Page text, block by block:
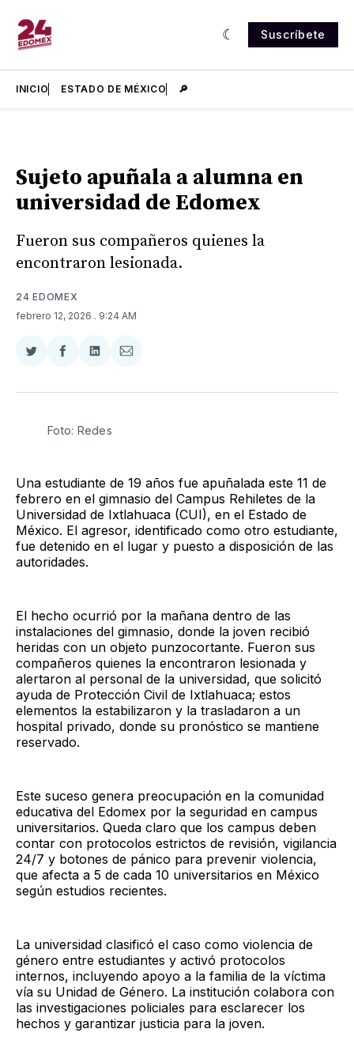
Suscríbete
INICIO ESTADO DE MÉXICO 🔎
Sujeto apuñala a alumna en
universidad de Edomex
Fueron sus compañeros quienes la
encontraron lesionada.
24 EDOMEX
febrero 12, 2026 . 9:24 AM
Compartir
Twitter
Compartir
Facebook
Compartir
LinkedIn
Compartir
Email
Foto: Redes
Una estudiante de 19 años fue apuñalada este 11 de
febrero en el gimnasio del Campus Rehiletes de la
Universidad de Ixtlahuaca (CUI), en el Estado de
México. El agresor, identificado como otro estudiante,
fue detenido en el lugar y puesto a disposición de las
autoridades.
El hecho ocurrió por la mañana dentro de las
instalaciones del gimnasio, donde la joven recibió
heridas con un objeto punzocortante. Fueron sus
compañeros quienes la encontraron lesionada y
alertaron al personal de la universidad, que solicitó
ayuda de Protección Civil de Ixtlahuaca; estos
elementos la estabilizaron y la trasladaron a un
hospital privado, donde su pronóstico se mantiene
reservado.
Este suceso genera preocupación en la comunidad
educativa del Edomex por la seguridad en campus
universitarios. Queda claro que los campus deben
contar con protocolos estrictos de revisión, vigilancia
24/7 y botones de pánico para prevenir violencia,
que afecta a 5 de cada 10 universitarios en México
según estudios recientes.
La universidad clasificó el caso como violencia de
género entre estudiantes y activó protocolos
internos, incluyendo apoyo a la familia de la víctima
vía su Unidad de Género. La institución colabora con
las investigaciones policiales para esclarecer los
hechos y garantizar justicia para la joven.